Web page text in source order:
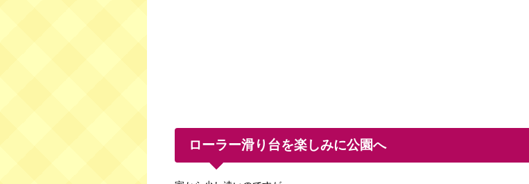
ローラー滑り台を楽しみに公園へ